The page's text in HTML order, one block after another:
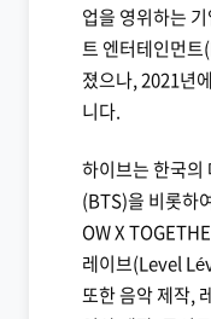
업을 영위하는
트 엔터테인먼
졌으나, 2021년
니다.
하이브는 한국의
(BTS)을 비롯하
OW X
레이브(Level
또한 음악 제작,